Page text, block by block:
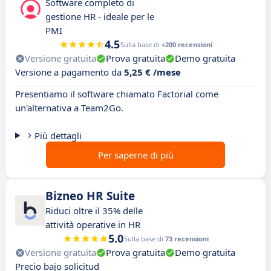
Software completo di
gestione HR - ideale per le
PMI
4.5Sulla base di +200 recensioni
Versione gratuita Prova gratuita
Demo gratuita
Versione a pagamento da 5,25 € /mese
Presentiamo il software chiamato Factorial come
un'alternativa a Team2Go.
Più dettagli
Per saperne di più
Bizneo HR Suite
Riduci oltre il 35% delle
attività operative in HR
5.0Sulla base di 73 recensioni
Versione gratuita Prova gratuita
Demo gratuita
Precio bajo solicitud